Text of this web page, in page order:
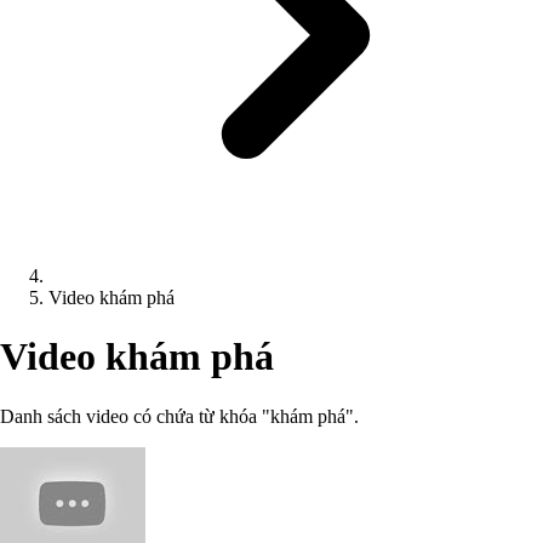
Video khám phá
Video khám phá
Danh sách video có chứa từ khóa "khám phá".